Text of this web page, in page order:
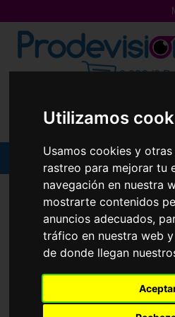
Utilizamos
Usamos cookies y
rastreo para mejorar tu
navegación en nuestra
mostrarte contenidos
anuncios adecuados,
tráfico en nuestra web
de donde llegan
0,00€ (0
Gafas
Gafas
Gafas